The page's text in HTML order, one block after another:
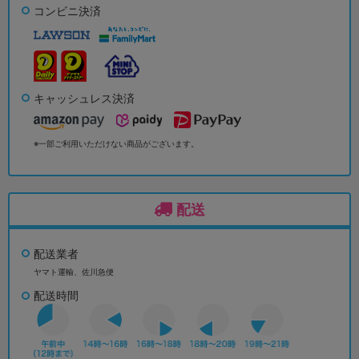
コンビニ決済
キャッシュレス決済
※一部ご利用いただけない商品がございます。
配送
配送業者
ヤマト運輸、佐川急便
配送時間